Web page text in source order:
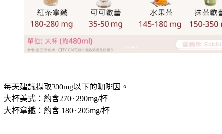
每天建議攝取300mg以下的咖啡因。
大杯美式：約含270~290mg/杯
大杯拿鐵：約含 180~205mg/杯